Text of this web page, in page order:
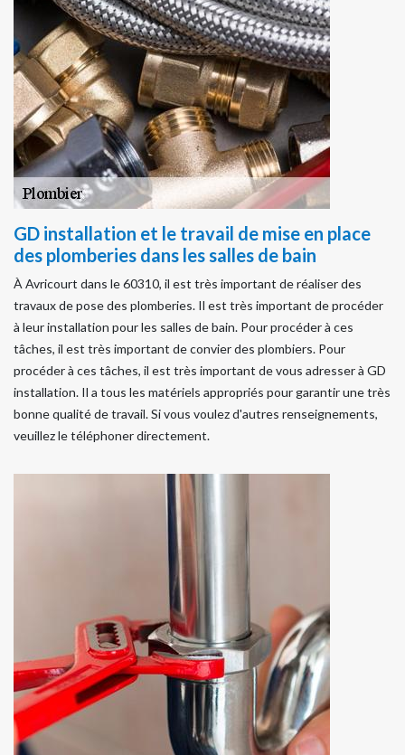
GD installation et le travail de mise en place
des plomberies dans les salles de bain
À Avricourt dans le 60310, il est très important de réaliser des
travaux de pose des plomberies. Il est très important de procéder
à leur installation pour les salles de bain. Pour procéder à ces
tâches, il est très important de convier des plombiers. Pour
procéder à ces tâches, il est très important de vous adresser à GD
installation. Il a tous les matériels appropriés pour garantir une très
bonne qualité de travail. Si vous voulez d'autres renseignements,
veuillez le téléphoner directement.